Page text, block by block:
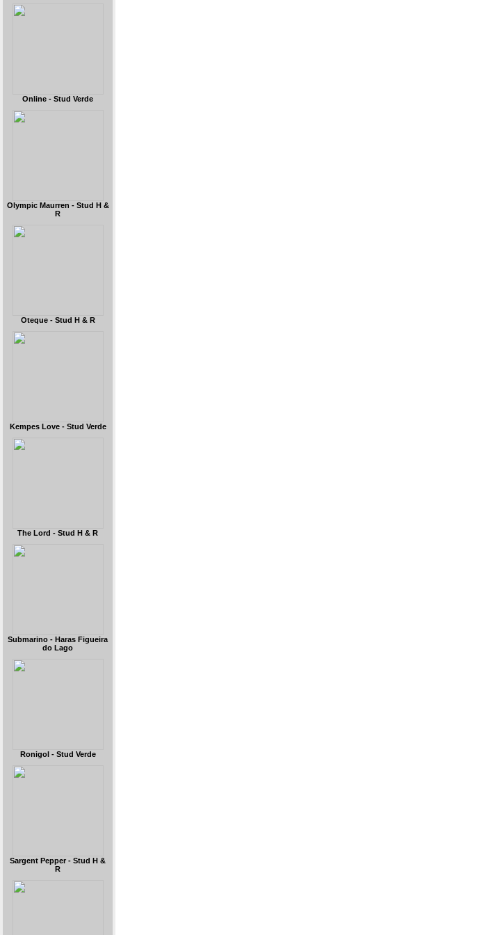
Online - Stud Verde
Olympic Maurren - Stud H &
R
Oteque - Stud H & R
Kempes Love - Stud Verde
The Lord - Stud H & R
Submarino - Haras Figueira
do Lago
Ronigol - Stud Verde
Sargent Pepper - Stud H &
R